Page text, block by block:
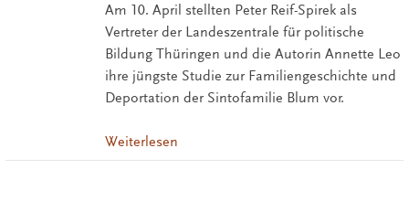
Am 10. April stellten Peter Reif-Spirek als
Vertreter der Landeszentrale für politische
Bildung Thüringen und die Autorin Annette Leo
ihre jüngste Studie zur Familiengeschichte und
Deportation der Sintofamilie Blum vor.
Weiterlesen